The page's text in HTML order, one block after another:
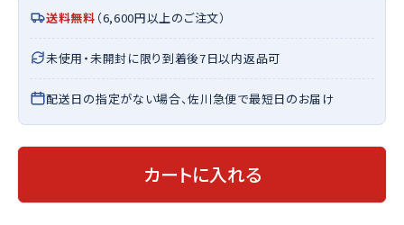
送料無料 （6,600円以上のご注文）
未使用・未開封に限り到着後7日以内返品可
配送日の指定がない場合、佐川急便で最短日のお届け
カートに入れる